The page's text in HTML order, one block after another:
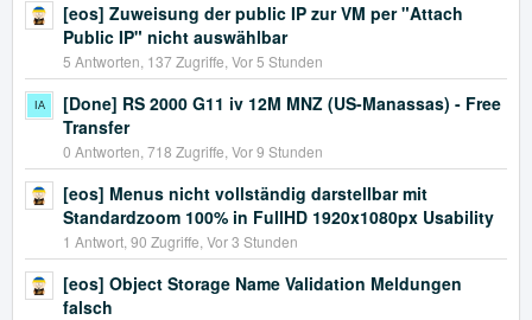
[eos] Zuweisung der public IP zur VM per "Attach
Public IP" nicht auswählbar
5 Antworten, 137 Zugriffe, Vor 5 Stunden
[Done] RS 2000 G11 iv 12M MNZ (US-Manassas) - Free
Transfer
0 Antworten, 718 Zugriffe, Vor 9 Stunden
[eos] Menus nicht vollständig darstellbar mit
Standardzoom 100% in FullHD 1920x1080px Usability
1 Antwort, 90 Zugriffe, Vor 3 Stunden
[eos] Object Storage Name Validation Meldungen
falsch